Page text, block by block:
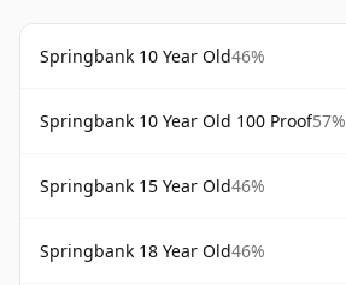
Springbank 10 Year Old46%
Springbank 10 Year Old 100 Proof57%
Springbank 15 Year Old46%
Springbank 18 Year Old46%